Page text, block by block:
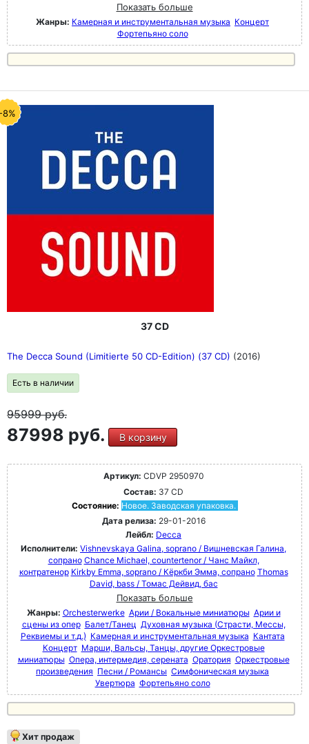
Показать больше
Жанры: Камерная и инструментальная музыка Концерт
Фортепьяно соло
8%
37 CD
The Decca Sound (Limitierte 50 CD-Edition) (37 CD) (2016)
Есть в наличии
95999руб.
87998 руб. В корзину
Артикул: CDVP 2950970
Состав: 37 CD
Состояние: Новое. Заводская упаковка.
Дата релиза: 29-01-2016
Лейбл: Decca
Исполнители: Vishnevskaya Galina, soprano / Вишневская Галина,
сопрано Chance Michael, countertenor / Чанс Майкл,
контратенор Kirkby Emma, soprano / Кёркби Эмма, сопрано Thomas
David, bass / Томас Дейвид, бас
Показать больше
Жанры: Orchesterwerke Арии / Вокальные миниатюры Арии и
сцены из опер Балет/Танец Духовная музыка (Страсти, Мессы,
Реквиемы и т.д.) Камерная и инструментальная музыка Кантата
Концерт Марши, Вальсы, Танцы, другие Оркестровые
миниатюры Опера, интермедия, серената Оратория Оркестровые
произведения Песни / Романсы Симфоническая музыка
Увертюра Фортепьяно соло
Хит продаж